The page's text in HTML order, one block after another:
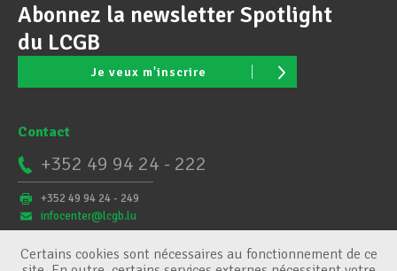
Abonnez la newsletter Spotlight
du LCGB
Je veux m'inscrire
Contact
+352 49 94 24 - 222
+352 49 94 24 - 249
infocenter@lcgb.lu
Certains cookies sont nécessaires au fonctionnement de ce